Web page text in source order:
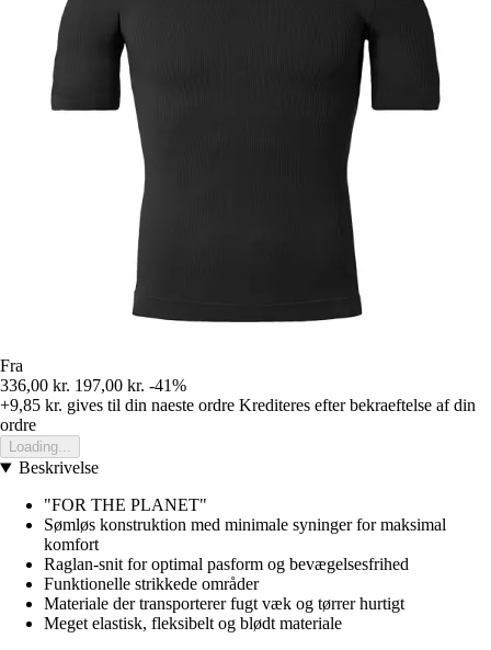
Fra
336,00 kr. 197,00 kr. -41%
+9,85 kr. gives til din naeste ordre Krediteres efter bekraeftelse af din
ordre
Loading...
Beskrivelse
"FOR THE PLANET"
Sømløs konstruktion med minimale syninger for maksimal
komfort
Raglan-snit for optimal pasform og bevægelsesfrihed
Funktionelle strikkede områder
Materiale der transporterer fugt væk og tørrer hurtigt
Meget elastisk, fleksibelt og blødt materiale